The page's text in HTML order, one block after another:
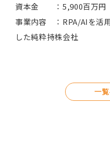
資本金 ：5,900百万円（
事業内容 ：RPA/AIを活
した純粋持株会社
一